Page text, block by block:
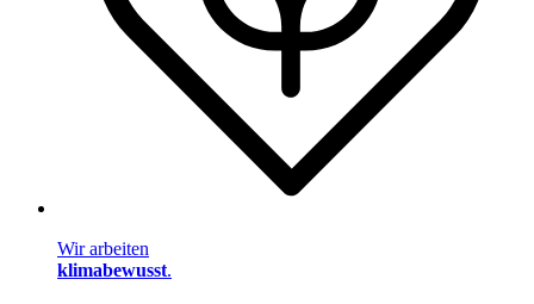
Wir arbeiten
klimabewusst.